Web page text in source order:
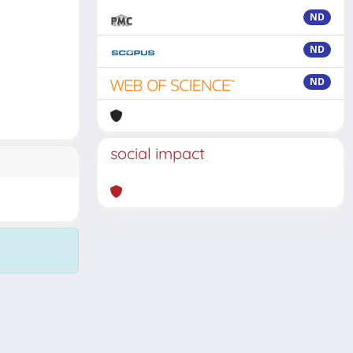
ND
ND
ND
social impact